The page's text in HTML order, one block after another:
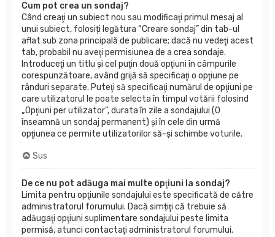
Cum pot crea un sondaj?
Când creaţi un subiect nou sau modificaţi primul mesaj al
unui subiect, folosiți legătura “Creare sondaj” din tab-ul
aflat sub zona principală de publicare; dacă nu vedeţi acest
tab, probabil nu aveţi permisiunea de a crea sondaje.
Introduceţi un titlu şi cel puţin două opţiuni în câmpurile
corespunzătoare, având grijă să specificaţi o opţiune pe
rânduri separate. Puteţi să specificaţi numărul de opţiuni pe
care utilizatorul le poate selecta în timpul votării folosind
„Opţiuni per utilizator”, durata în zile a sondajului (0
înseamnă un sondaj permanent) şi în cele din urmă
opţiunea ce permite utilizatorilor să-şi schimbe voturile.
Sus
De ce nu pot adăuga mai multe opţiuni la sondaj?
Limita pentru opţiunile sondajului este specificată de către
administratorul forumului. Dacă simțiţi că trebuie să
adăugaţi opţiuni suplimentare sondajului peste limita
permisă, atunci contactaţi administratorul forumului.